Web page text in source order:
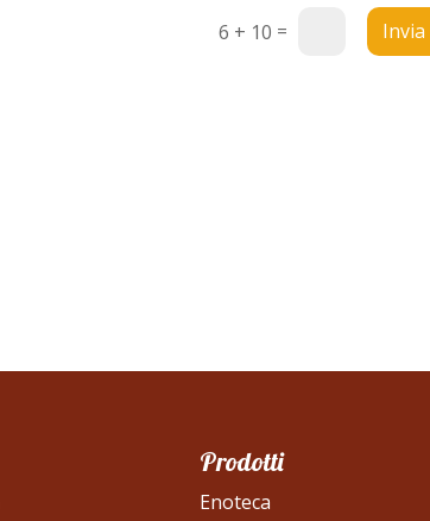
6 + 10 = Invia
Prodotti
Enoteca